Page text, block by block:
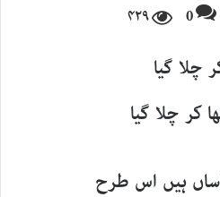
email 0 ۴۲۹
چلا گیا
کر چلا گیا
ہیں اس طرح